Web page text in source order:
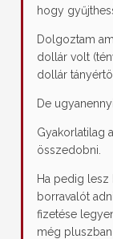
hogy
Dolgoztam
dollár volt
dollár
De
Gyakorlatilag
összedobni.
Ha pedig
borravalót
fizetése
még